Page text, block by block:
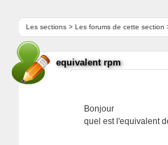
Les sections> Les forums de cette section
equivalent rpm
Bonjour
quel est l'equivalent